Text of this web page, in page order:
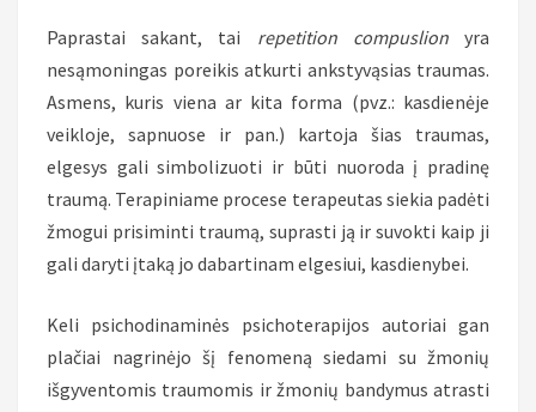
Paprastai sakant, tai repetition compuslionyra
nesąmoningas poreikis atkurti ankstyvąsias traumas.
Asmens, kuris viena ar kita forma (pvz.: kasdienėje
veikloje, sapnuose ir pan.) kartoja šias traumas,
elgesys gali simbolizuoti ir būti nuoroda į pradinę
traumą. Terapiniame procese terapeutas siekia padėti
žmogui prisiminti traumą, suprasti ją ir suvokti kaip ji
gali daryti įtaką jo dabartinam elgesiui, kasdienybei.
Keli psichodinaminės psichoterapijos autoriai gan
plačiai nagrinėjo šį fenomeną siedami su žmonių
išgyventomis traumomis ir žmonių bandymus atrasti